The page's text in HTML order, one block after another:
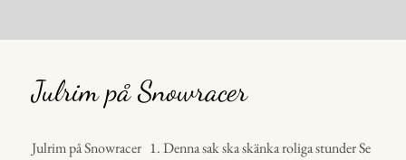
Julrim på Snowracer
Julrim på Snowracer 1. Denna sak ska skänka roliga stunder Se